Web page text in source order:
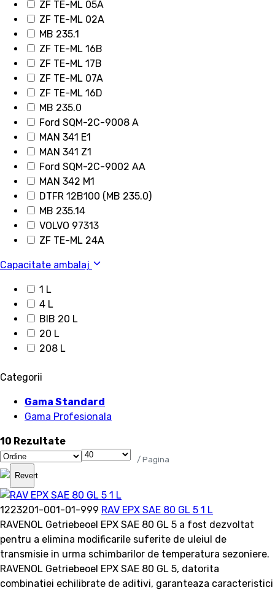
ZF TE-ML 05A
ZF TE-ML 02A
MB 235.1
ZF TE-ML 16B
ZF TE-ML 17B
ZF TE-ML 07A
ZF TE-ML 16D
MB 235.0
Ford SQM-2C-9008 A
MAN 341 E1
MAN 341 Z1
Ford SQM-2C-9002 AA
MAN 342 M1
DTFR 12B100 (MB 235.0)
MB 235.14
VOLVO 97313
ZF TE-ML 24A
Capacitate ambalaj
1 L
4 L
BIB 20 L
20 L
208 L
Categorii
Gama Standard
Gama Profesionala
10 Rezultate
/ Pagina
Revert
1223201-001-01-999 RAV EPX SAE 80 GL 5 1 L
RAVENOL Getriebeoel EPX SAE 80 GL 5 a fost dezvoltat
pentru a elimina modificarile suferite de uleiul de
transmisie in urma schimbarilor de temperatura sezoniere.
RAVENOL Getriebeoel EPX SAE 80 GL 5, datorita
combinatiei echilibrate de aditivi, garanteaza caracteristici